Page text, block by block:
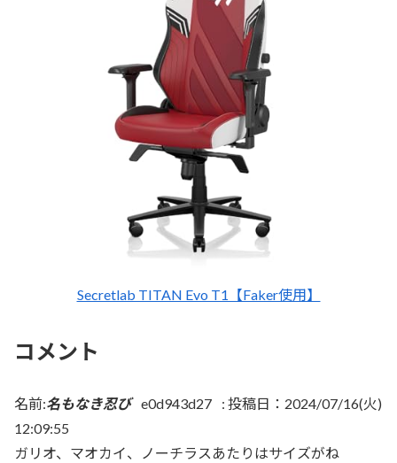
Secretlab TITAN Evo T1【Faker使用】
コメント
名前:名もなき忍び e0d943d27 : 投稿日：2024/07/16(火)
12:09:55
ガリオ、マオカイ、ノーチラスあたりはサイズがね